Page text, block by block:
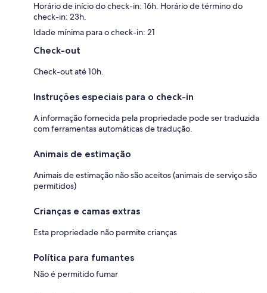
Horário de início do check-in: 16h. Horário de término do
check-in: 23h.
Idade mínima para o check-in: 21
Check-out
Check-out até 10h.
Instruções especiais para o check-in
A informação fornecida pela propriedade pode ser traduzida
com ferramentas automáticas de tradução.
Animais de estimação
Animais de estimação não são aceitos (animais de serviço são
permitidos)
Crianças e camas extras
Esta propriedade não permite crianças
Política para fumantes
Não é permitido fumar